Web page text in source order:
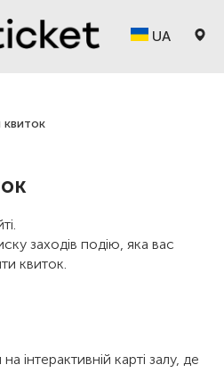
UA
квиток
заходів подію, яка вас
квиток.
інтерактивній карті залу, де